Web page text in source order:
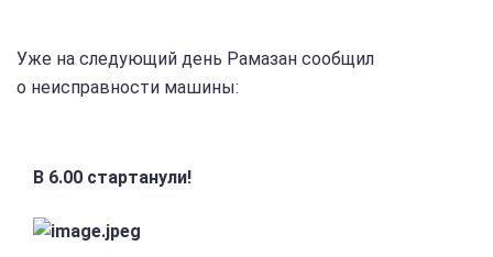
Уже на следующий день Рамазан сообщил
о неисправности машины:
В 6.00 стартанули!